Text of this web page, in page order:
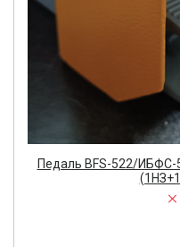
Педаль BFS-522/ИБФС-